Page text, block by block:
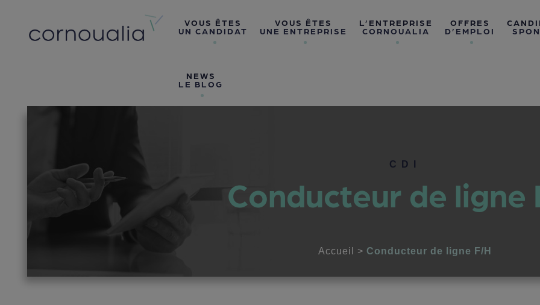
VOUS ÊTES
UN CANDIDAT
VOUS ÊTES
UNE ENTREPRISE
L’ENTREPRISE
CORNOUALIA
OFFRES
D’EMPLOI
NEWS
LE BLOG
CDI
Conducteur de ligne
Accueil > Conducteur de ligne F/H